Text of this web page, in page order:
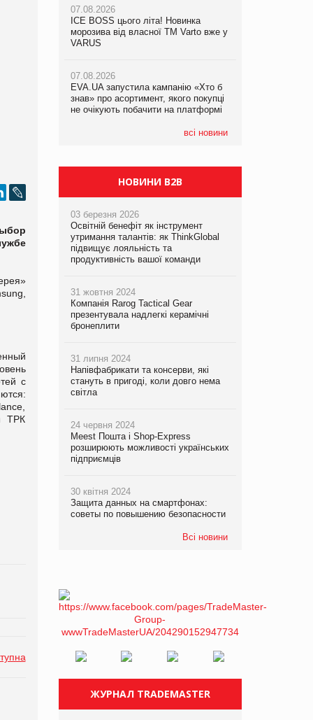
с
ТРК
07.08.2026
ICE BOSS цього літа! Новинка
морозива від власної ТМ Varto вже у
VARUS
07.08.2026
EVA.UA запустила кампанію «Хто б
знав» про асортимент, якого покупці
не очікують побачити на платформі
всі новини
07.08.2026
ICE BOSS цього літа! Новинка
морозива від власної ТМ Varto вже у
VARUS
07.08.2026
EVA.UA запустила кампанію «Хто б
знав» про асортимент, якого покупці
не очікують побачити на платформі
07.08.2026
Франція заборонила рекламні дзвінки
НОВИНИ B2B
03 березня 2026
Освітній бенефіт як інструмент
утримання талантів: як ThinkGlobal
підвищує лояльність та
продуктивність вашої команди
31 жовтня 2024
Компанія Rarog Tactical Gear
презентувала надлегкі керамічні
бронеплити
31 липня 2024
Напівфабрикати та консерви, які
стануть в пригоді, коли довго нема
світла
24 червня 2024
Meest Пошта і Shop-Express
розширюють можливості українських
підприємців
30 квітня 2024
Защита данных на смартфонах:
советы по повышению безопасности
Всі новини
ЖУРНАЛ TRADEMASTER